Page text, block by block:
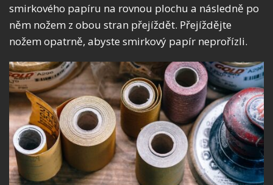
smirkového papíru na rovnou plochu a následně po
něm nožem z obou stran přejíždět. Přejíždějte
nožem opatrně, abyste smirkový papír neprořízli.